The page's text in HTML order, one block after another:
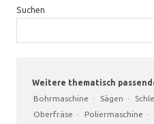
Suchen
Weitere thematisch
Bohrmaschine · Sägen ·
Oberfräse · Poliermaschine ·